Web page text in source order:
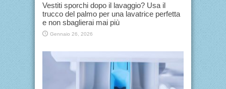
Vestiti sporchi dopo il lavaggio? Usa il
trucco del palmo per una lavatrice perfetta
e non sbaglierai mai più
Gennaio 26, 2026